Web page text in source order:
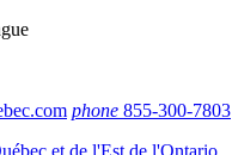
phone 855-300-7803